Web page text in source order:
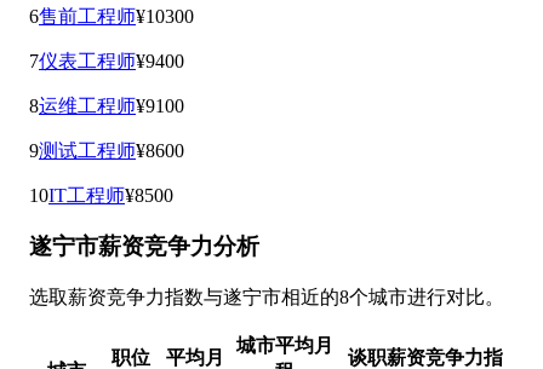
6售前工程师¥10300
7仪表工程师¥9400
8运维工程师¥9100
9测试工程师¥8600
10IT工程师¥8500
遂宁市薪资竞争力分析
选取薪资竞争力指数与遂宁市相近的8个城市进行对比。
职位 平均月
城市平均月
谈职薪资竞争力指